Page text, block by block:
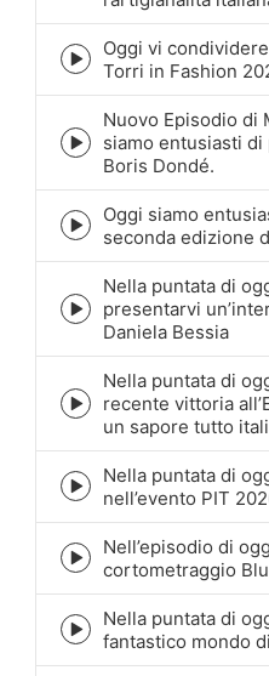
icon
Episode
play
icon
Oggi vi
Torri in Fashion
Episode
play
icon
Nuovo Episodio di
siamo entusiasti
Boris Dondé.
Episode
play
icon
Oggi siamo
seconda edizione
Episode
play
icon
Nella puntata di
presentarvi
Daniela Bessia
Episode
play
icon
Nella puntata di
recente vittoria
un sapore tutto
Episode
play
icon
Nella puntata di
nell’evento PIT
Episode
play
icon
Nell’episodio di
cortometraggio
Episode
play
Nella puntata di
fantastico mondo